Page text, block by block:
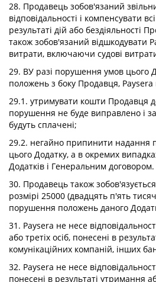
28. Продавець зобов'язаний
відповідальності і компенсувати
результаті дій або бездіяльності
також зобов'язаний відшкодувати
витрати, включаючи судові
29. ВУ разі порушення умов цього
положень з боку Продавця, Paysera
29.1. утримувати кошти Продавця
порушення не буде виправлено і
будуть сплачені;
29.2. негайно припинити надання
цього Додатку, а в окремих
Додатків і Генеральним договором.
30. Продавець також
розмірі 25000 (двадцять п'ять
порушення положень даного
31. Paysera не несе
або третіх осіб, понесені в
комунікаційних компаній, інших
32. Paysera не несе
понесені в результаті утримання